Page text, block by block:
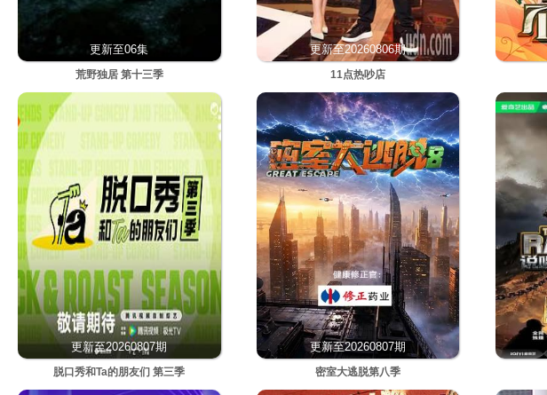
更新至06集
荒野独居 第十三季
更新至20260806期
11点热吵店
更新至20260807期
脱口秀和Ta的朋友们 第三季
更新至20260807期
密室大逃脱第八季